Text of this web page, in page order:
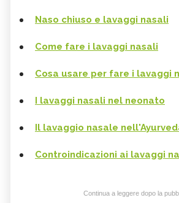
Naso chiuso e lavaggi nasali
Come fare i lavaggi nasali
Cosa usare per fare i lavaggi
I lavaggi nasali nel neonato
Il lavaggio nasale
Controindicazioni ai lavaggi
Continua a leggere dopo la